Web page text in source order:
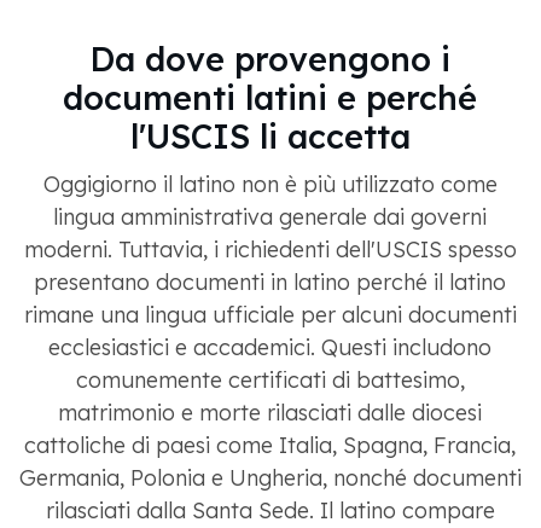
Da dove provengono i
documenti latini e perché
l'USCIS li accetta
Oggigiorno il latino non è più utilizzato come
lingua amministrativa generale dai governi
moderni. Tuttavia, i richiedenti dell'USCIS spesso
presentano documenti in latino perché il latino
rimane una lingua ufficiale per alcuni documenti
ecclesiastici e accademici. Questi includono
comunemente certificati di battesimo,
matrimonio e morte rilasciati dalle diocesi
cattoliche di paesi come Italia, Spagna, Francia,
Germania, Polonia e Ungheria, nonché documenti
rilasciati dalla Santa Sede. Il latino compare